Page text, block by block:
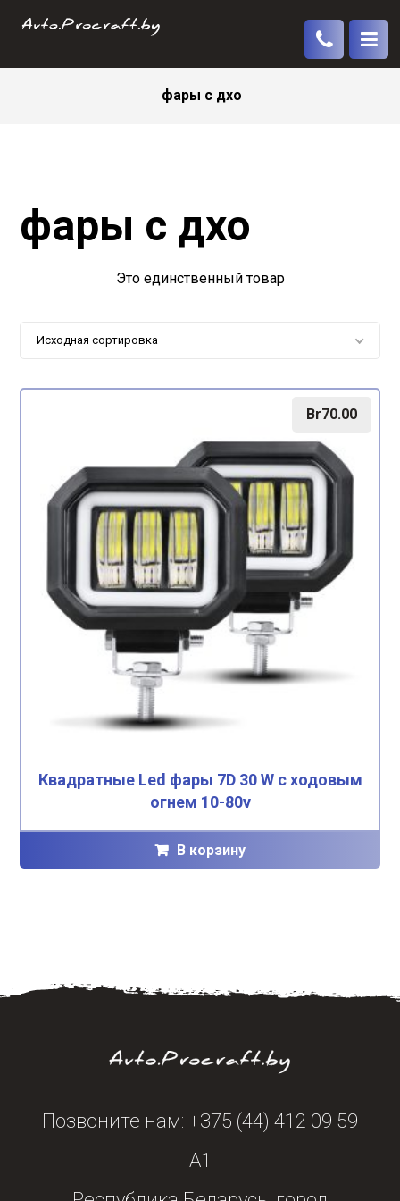
фары с дхо
фары с дхо
Это единственный товар
Исходная сортировка
Квадратные Led фары 7D 30 W с ходовым
огнем 10-80v
Br70.00
В корзину
Позвоните нам: +375 (44) 412 09 59
А1